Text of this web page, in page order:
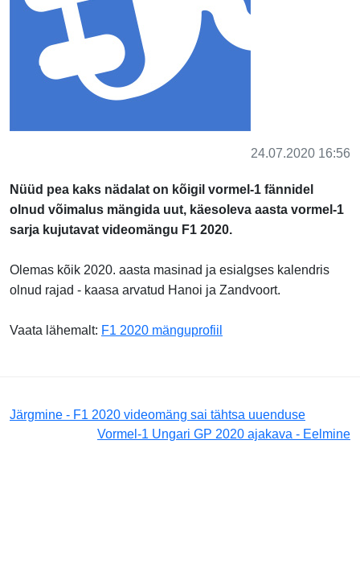
24.07.2020 16:56
Nüüd pea kaks nädalat on kõigil vormel-1 fännidel
olnud võimalus mängida uut, käesoleva aasta vormel-1
sarja kujutavat videomängu F1 2020.
Olemas kõik 2020. aasta masinad ja esialgses kalendris
olnud rajad - kaasa arvatud Hanoi ja Zandvoort.
Vaata lähemalt: F1 2020 mänguprofiil
Järgmine - F1 2020 videomäng sai tähtsa uuenduse
Vormel-1 Ungari GP 2020 ajakava - Eelmine